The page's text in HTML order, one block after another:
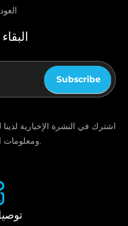
Subscribe
ومعلومات المنتجات الجديدة.